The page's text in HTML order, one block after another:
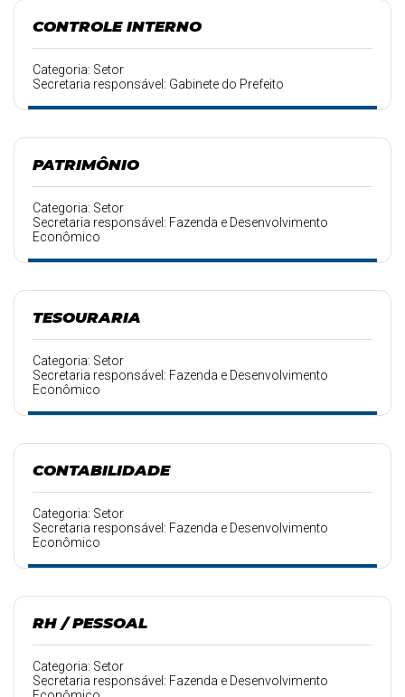
CONTROLE INTERNO
Categoria: Setor
Secretaria responsável: Gabinete do Prefeito
PATRIMÔNIO
Categoria: Setor
Secretaria responsável: Fazenda e Desenvolvimento
Econômico
TESOURARIA
Categoria: Setor
Secretaria responsável: Fazenda e Desenvolvimento
Econômico
CONTABILIDADE
Categoria: Setor
Secretaria responsável: Fazenda e Desenvolvimento
Econômico
RH / PESSOAL
Categoria: Setor
Secretaria responsável: Fazenda e Desenvolvimento